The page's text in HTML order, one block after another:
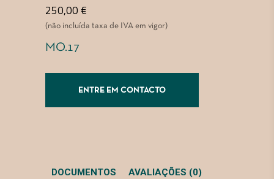
250,00 €
(não incluída taxa de IVA em vigor)
MO.17
ENTRE EM CONTACTO
DOCUMENTOS AVALIAÇÕES (0)